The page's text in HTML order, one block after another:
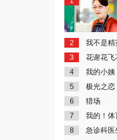
2 我不是精
3 花谢花飞
4 我的小姨
5 极光之恋
6 猎场
7 我的！体
8 急诊科医